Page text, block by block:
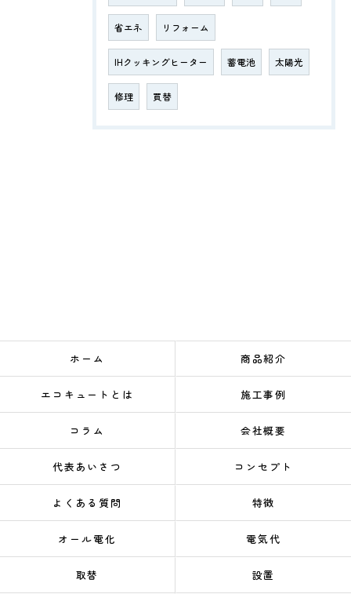
省エネ リフォーム
IHクッキングヒーター 蓄電池 太陽光
修理 買替
ホーム 商品紹介
エコキュートとは 施工事例
コラム 会社概要
代表あいさつ コンセプト
よくある質問 特徴
オール電化 電気代
取替 設置